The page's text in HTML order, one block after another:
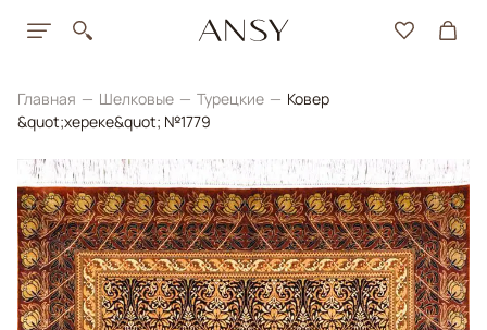
Главная Шелковые Турецкие
Ковер
&quot;хереке&quot; №1779